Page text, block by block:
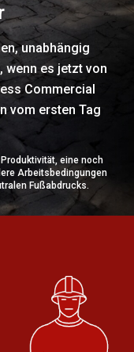
unabhängig
wenn es jetzt von
Commercial
vom ersten Tag
eine noch
Arbeitsbedingungen
Fußabdrucks.